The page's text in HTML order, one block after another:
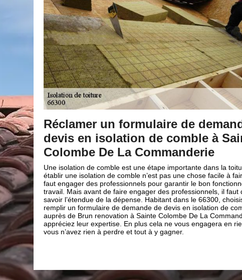
de demande de
comble à Sainte
importante dans la toiture. Or
pas une chose facile à faire et qu’il
garantir le bon fonctionnement du
des professionnels, il faut d’abord
dans le 66300, choisissez de
de devis en isolation de comble
Colombe De La Commanderie et
cela ne vous engagera en rien donc
y gagner.
Des artisans
vos projets
De La Commanderie
En faisant appel à notre entreprise
projets d’isolation seront entre de
demandes en travaux d’isolation :
isoler les murs, isoler vos plafonds
accompagneront et trouveront la
soit un succès. Et peu importe le
sachez que notre entreprise de
moyens nécessaires pour le
bénéficier des savoir-faire et
66300 ; n’hésitez pas à contacter